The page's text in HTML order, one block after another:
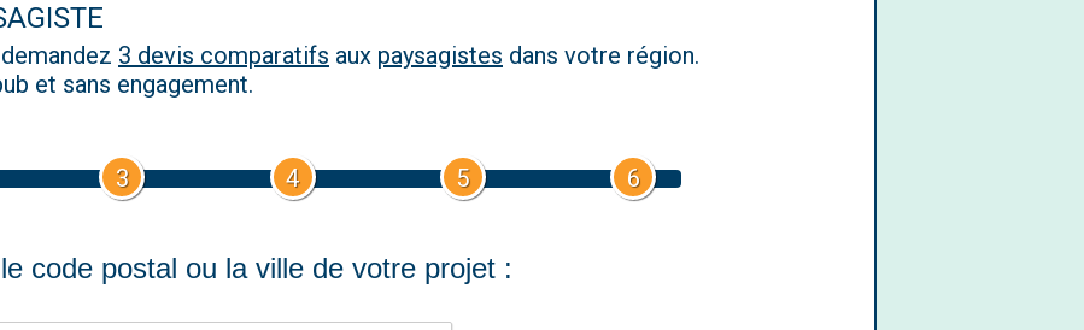
3 devis comparatifs aux paysagistes dans votre région.
et sans engagement.
3 4 5 6
code postal ou la ville de votre projet :